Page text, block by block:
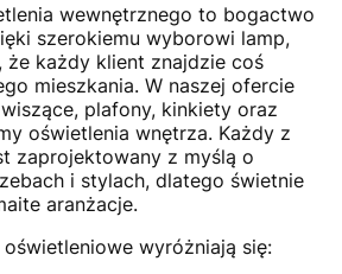
wewnętrznego to bogactwo
szerokiemu wyborowi lamp,
że każdy klient znajdzie coś
mieszkania. W naszej ofercie
plafony, kinkiety oraz
oświetlenia wnętrza. Każdy z
zaprojektowany z myślą o
i stylach, dlatego świetnie
aranżacje.
wyróżniają się: